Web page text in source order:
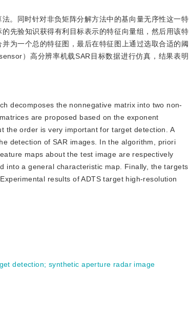
。同时针对非负矩阵分解方法中的基向量无序性这一特
先验知识获得有利目标表示的特征向量组，然后用该特
为一个总的特征图，最后在特征图上通过选取合适的阈
）高分辨率机载SAR目标数据进行仿真，结果表明
decomposes the nonnegative matrix into two non-
are proposed based on the exponent
the order is very important for target detection. A
detection of SAR images. In the algorithm, priori
maps about the test image are respectively
into a general characteristic map. Finally, the targets
results of ADTS target high-resolution
detection; synthetic aperture radar image